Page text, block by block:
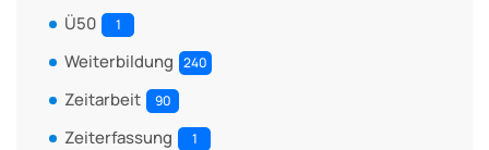
Ü50 1
Weiterbildung 240
Zeitarbeit 90
Zeiterfassung 1